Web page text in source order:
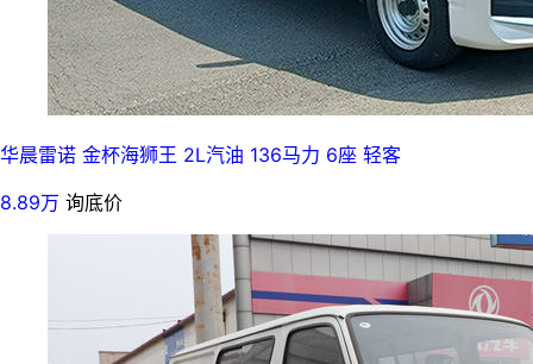
华晨雷诺 金杯海狮王 2L汽油 136马力 6座 轻客
8.89万 询底价